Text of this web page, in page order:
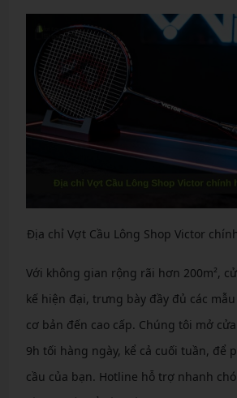
Địa chỉ Vợt Cầu Lông Shop Victor
Với không gian rộng rãi hơn 200m²,
kế hiện đại, trưng bày đầy đủ các
cơ bản đến cao cấp. Chúng tôi mở
9h tối hàng ngày, kể cả cuối tuần, để
cầu của bạn. Hotline hỗ trợ nhanh